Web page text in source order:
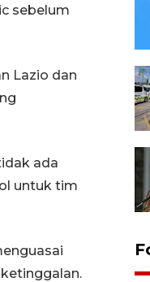
sebelum
Lazio dan
ada
untuk tim